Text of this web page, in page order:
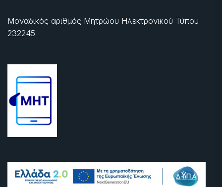
Μοναδικός αριθμός Μητρώου Ηλεκτρονικού Τύπου
232245